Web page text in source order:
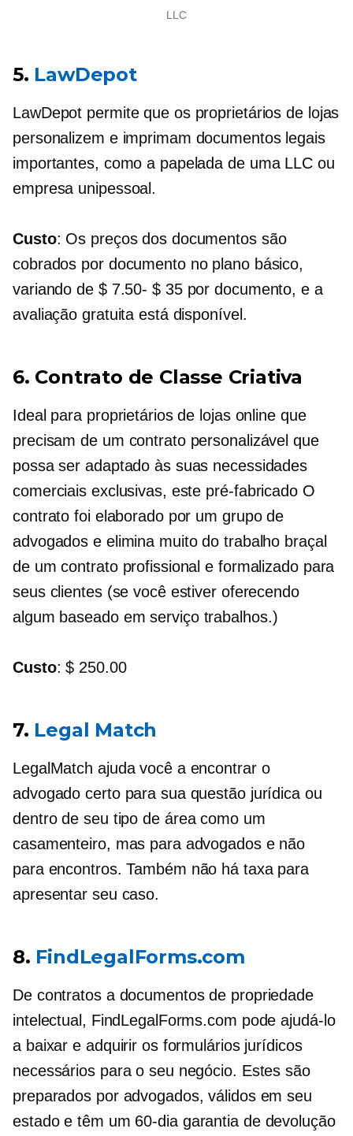
LLC
5. LawDepot
LawDepot permite que os proprietários de lojas
personalizem e imprimam documentos legais
importantes, como a papelada de uma LLC ou
empresa unipessoal.
Custo: Os preços dos documentos são
cobrados por documento no plano básico,
variando de $ 7.50- $ 35por documento, e a
avaliação gratuita está disponível.
6. Contrato de Classe Criativa
Ideal para proprietários de lojas online que
precisam de um contrato personalizável que
possa ser adaptado às suas necessidades
comerciais exclusivas, este pré-fabricadoO
contrato foi elaborado por um grupo de
advogados e elimina muito do trabalho braçal
de um contrato profissional e formalizado para
seus clientes (se você estiver oferecendo
algum baseado em serviçotrabalhos.)
Custo: $ 250.00
7. Legal Match
LegalMatch ajuda você a encontrar o
advogado certo para sua questão jurídica ou
dentro de seu tipo de áreacomo um
casamenteiro, mas para advogados e não
para encontros. Também não há taxa para
apresentar seu caso.
8. FindLegalForms.com
De contratos a documentos de propriedade
intelectual, FindLegalForms.com pode ajudá-lo
a baixar e adquirir os formulários jurídicos
necessários para o seu negócio. Estes são
preparados por advogados, válidos em seu
estado e têm um 60-diagarantia de devolução